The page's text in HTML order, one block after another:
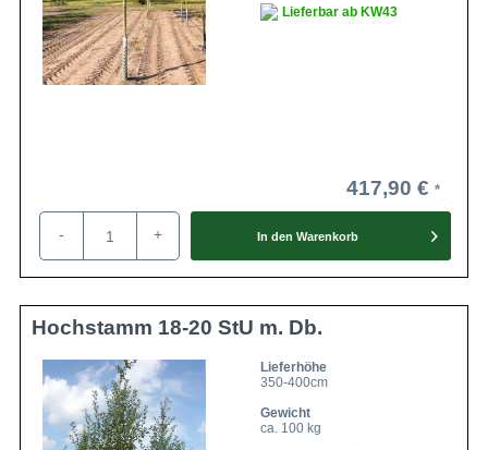
Lieferbar ab KW43
417,90 €
- + In den Warenkorb
Hochstamm 18-20 StU m. Db.
Lieferhöhe
350-400cm
Gewicht
ca. 100 kg